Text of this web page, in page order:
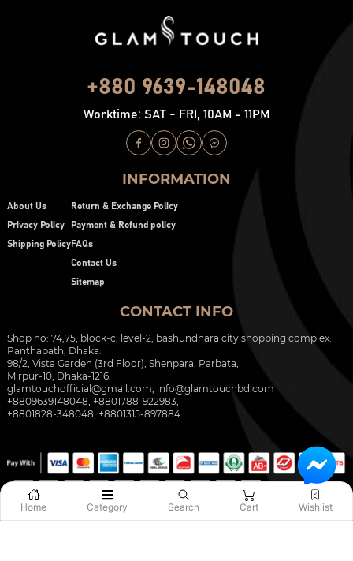
+880 9639-148048
Worktime: SAT - FRI, 10AM - 11PM
INFORMATION
About Us
Privacy Policy
Shipping Policy
Return & Exchange Policy
Payment & Refund policy
FAQs
Contact Us
Sitemap
CONTACT INFO
Shop no: 74,75, block-c, level-2, bashundhara city shopping complex.
Panthapath, Dhaka.
98/2, Vista Garden (3rd Floor), Shenpara, Parbata,
Mirpur-10, Dhaka-1216.
glamtouchofficial@gmail.com, info@glamtouchbd.com
+8809639148048, +8801788-922983,
+8801828-348048, +8801315-897884
Home Category Search Cart Wishlist